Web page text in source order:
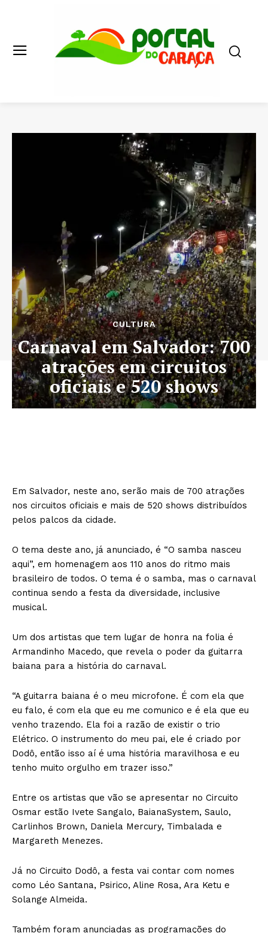
CULTURA
Carnaval em Salvador: 700
atrações em circuitos
oficiais e 520 shows
Em Salvador, neste ano, serão mais de 700 atrações
nos circuitos oficiais e mais de 520 shows distribuídos
pelos palcos da cidade.
O tema deste ano, já anunciado, é “O samba nasceu
aqui”, em homenagem aos 110 anos do ritmo mais
brasileiro de todos. O tema é o samba, mas o carnaval
continua sendo a festa da diversidade, inclusive
musical.
Um dos artistas que tem lugar de honra na folia é
Armandinho Macedo, que revela o poder da guitarra
baiana para a história do carnaval.
“A guitarra baiana é o meu microfone. É com ela que
eu falo, é com ela que eu me comunico e é ela que eu
venho trazendo. Ela foi a razão de existir o trio
Elétrico. O instrumento do meu pai, ele é criado por
Dodô, então isso aí é uma história maravilhosa e eu
tenho muito orgulho em trazer isso.”
Entre os artistas que vão se apresentar no Circuito
Osmar estão Ivete Sangalo, BaianaSystem, Saulo,
Carlinhos Brown, Daniela Mercury, Timbalada e
Margareth Menezes.
Já no Circuito Dodô, a festa vai contar com nomes
como Léo Santana, Psirico, Aline Rosa, Ara Ketu e
Solange Almeida.
Também foram anunciadas as programações do